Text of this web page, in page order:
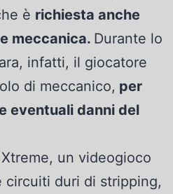
è richiesta anche
meccanica. Durante lo
infatti, il giocatore
di meccanico, per
eventuali danni del
un videogioco
circuiti duri di stripping,